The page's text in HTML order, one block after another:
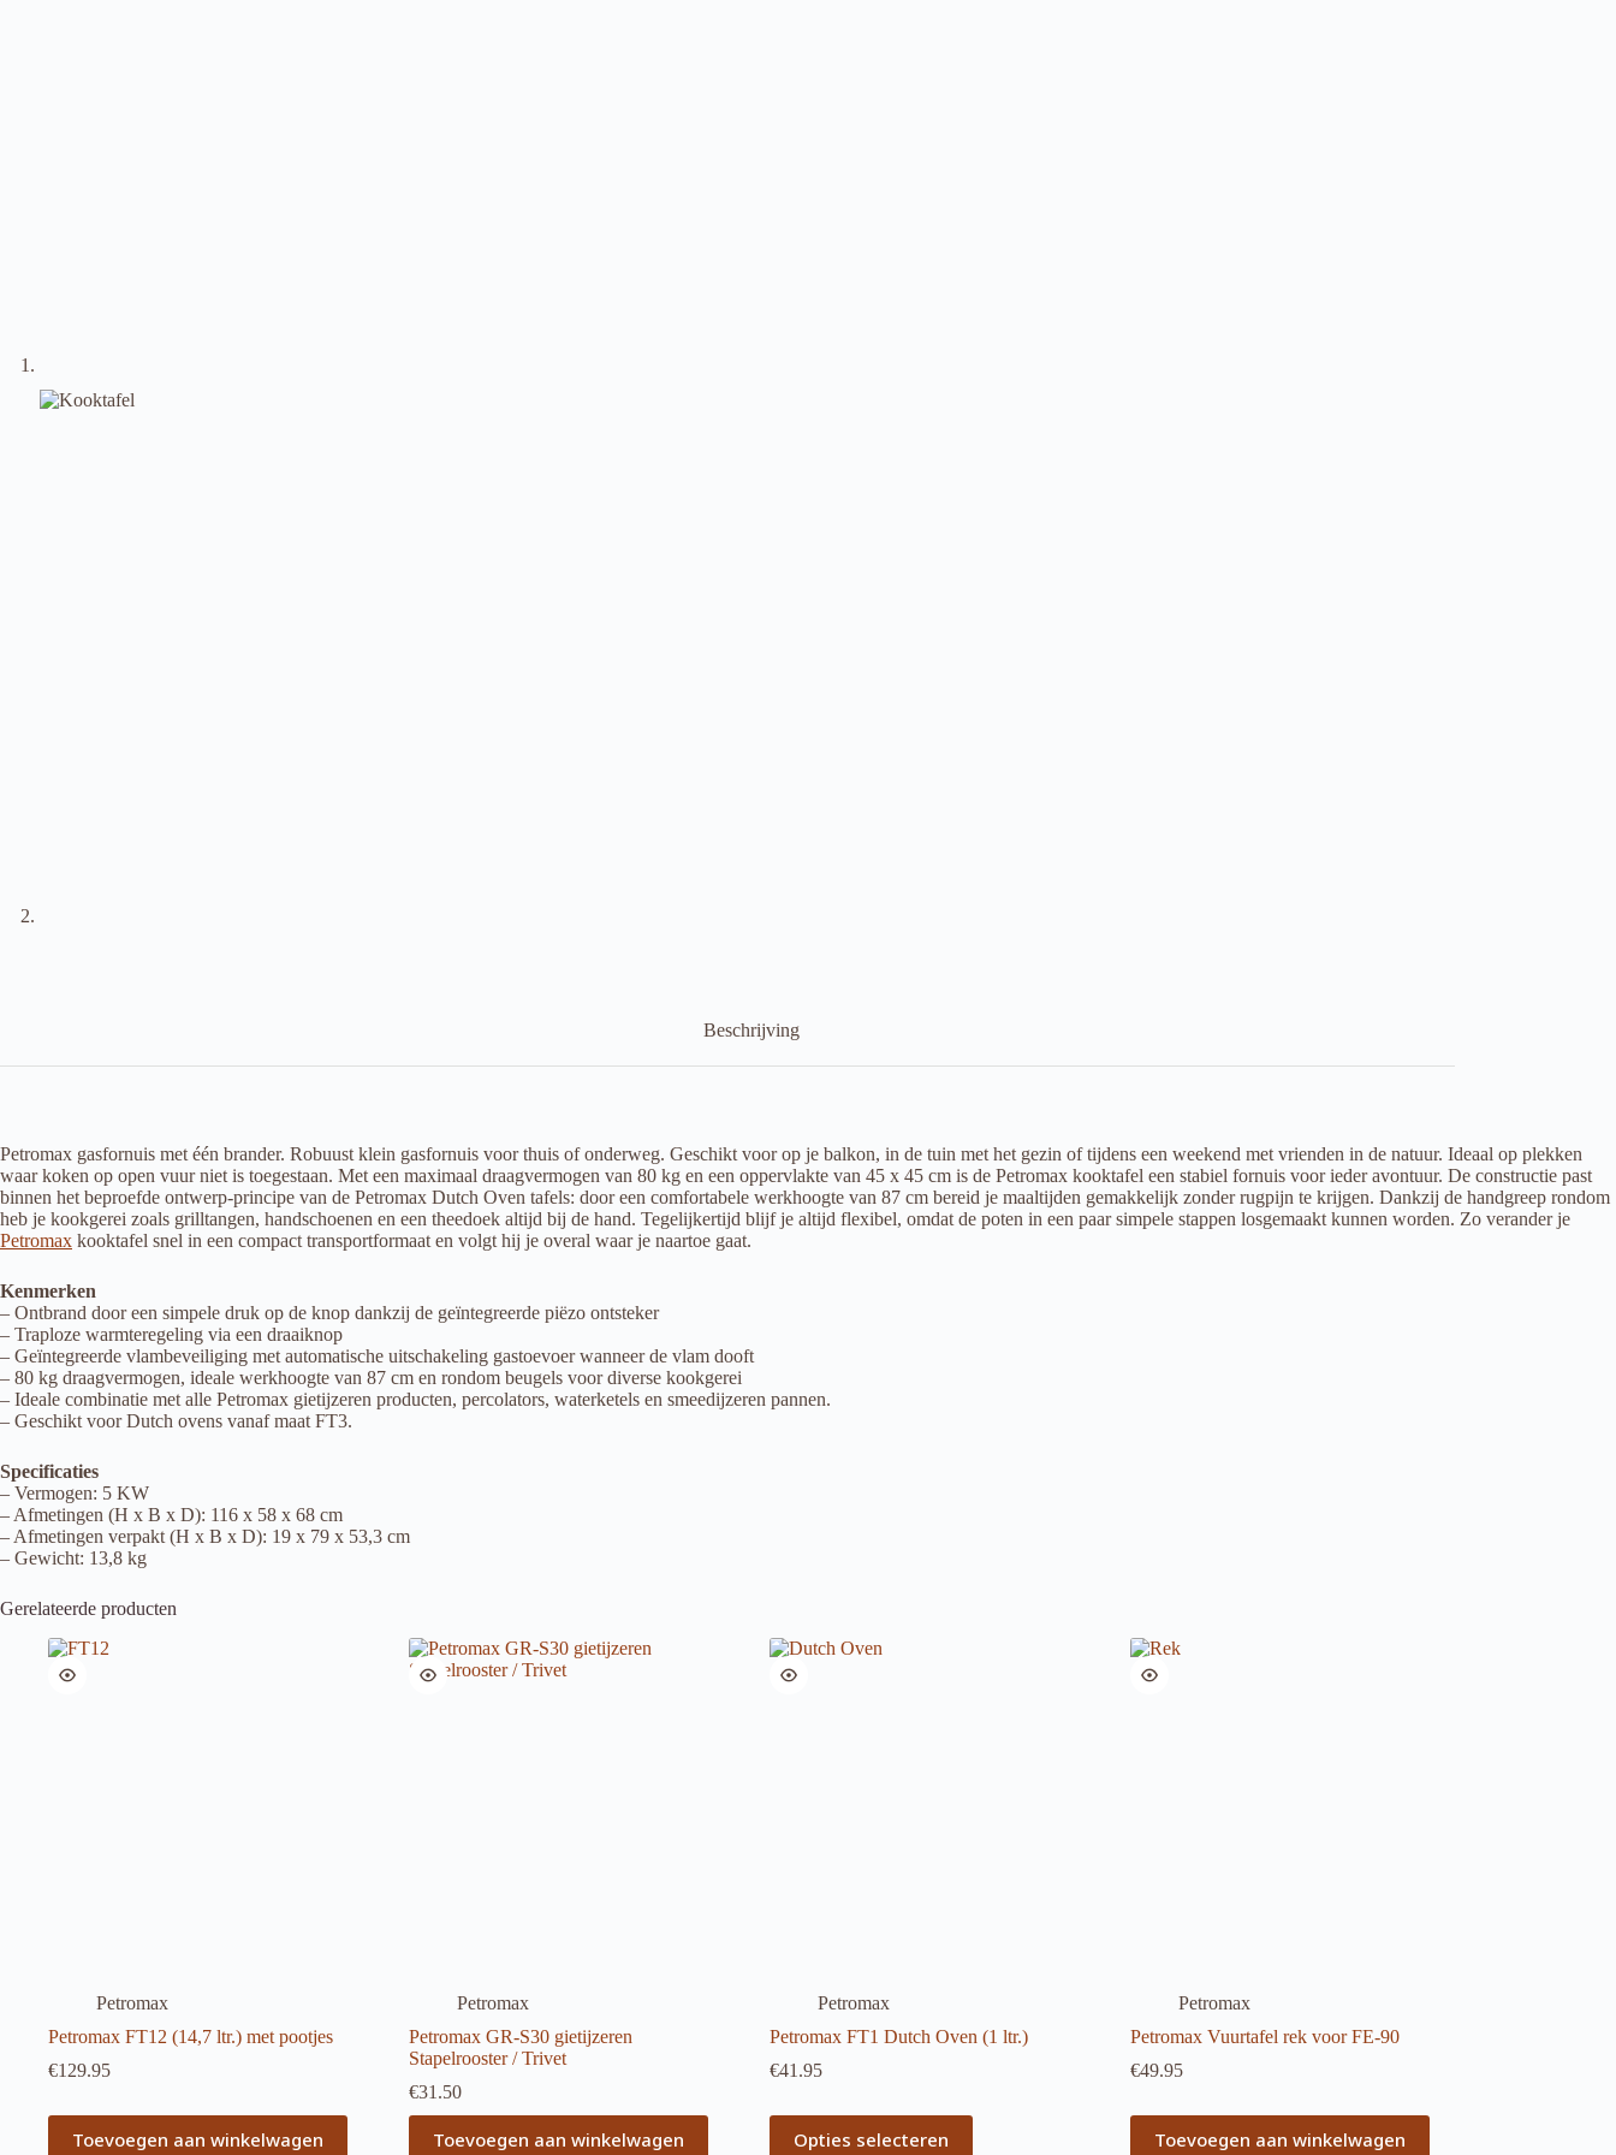
Beschrijving
Petromax gasfornuis met één brander. Robuust klein gasfornuis voor thuis of onderweg. Geschikt voor op je balkon, in de tuin met het gezin of tijdens een weekend met vrienden in de natuur. Ideaal op plekken
waar koken op open vuur niet is toegestaan. Met een maximaal draagvermogen van 80 kg en een oppervlakte van 45 x 45 cm is de Petromax kooktafel een stabiel fornuis voor ieder avontuur. De constructie past
binnen het beproefde ontwerp-principe van de Petromax Dutch Oven tafels: door een comfortabele werkhoogte van 87 cm bereid je maaltijden gemakkelijk zonder rugpijn te krijgen. Dankzij de handgreep rondom
heb je kookgerei zoals grilltangen, handschoenen en een theedoek altijd bij de hand. Tegelijkertijd blijf je altijd flexibel, omdat de poten in een paar simpele stappen losgemaakt kunnen worden. Zo verander je
Petromax kooktafel snel in een compact transportformaat en volgt hij je overal waar je naartoe gaat.
Kenmerken
– Ontbrand door een simpele druk op de knop dankzij de geïntegreerde piëzo ontsteker
– Traploze warmteregeling via een draaiknop
– Geïntegreerde vlambeveiliging met automatische uitschakeling gastoevoer wanneer de vlam dooft
– 80 kg draagvermogen, ideale werkhoogte van 87 cm en rondom beugels voor diverse kookgerei
– Ideale combinatie met alle Petromax gietijzeren producten, percolators, waterketels en smeedijzeren pannen.
– Geschikt voor Dutch ovens vanaf maat FT3.
Specificaties
– Vermogen: 5 KW
– Afmetingen (H x B x D): 116 x 58 x 68 cm
– Afmetingen verpakt (H x B x D): 19 x 79 x 53,3 cm
– Gewicht: 13,8 kg
Gerelateerde producten
Petromax
Petromax FT12 (14,7 ltr.) met pootjes
€129.95
Toevoegen aan winkelwagen
Petromax
Petromax GR-S30 gietijzeren
Stapelrooster / Trivet
€31.50
Toevoegen aan winkelwagen
Petromax
Petromax FT1 Dutch Oven (1 ltr.)
€41.95
Opties selecteren
Dit
product
Petromax
Petromax Vuurtafel rek voor FE-90
€49.95
Toevoegen aan winkelwagen